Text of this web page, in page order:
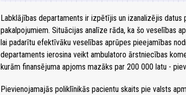
Labklājības departaments ir izpētījis un izanalizējis
pakalpojumiem. Situācijas analīze rāda, ka šo veselības
lai padarītu efektīvāku veselības aprūpes pieejamības
departaments ierosina veikt ambulatoro ārstniecības
kurām finansējuma apjoms mazāks par 200 000 latu -
Pievienojamajās poliklīnikās pacientu skaits pie valsts